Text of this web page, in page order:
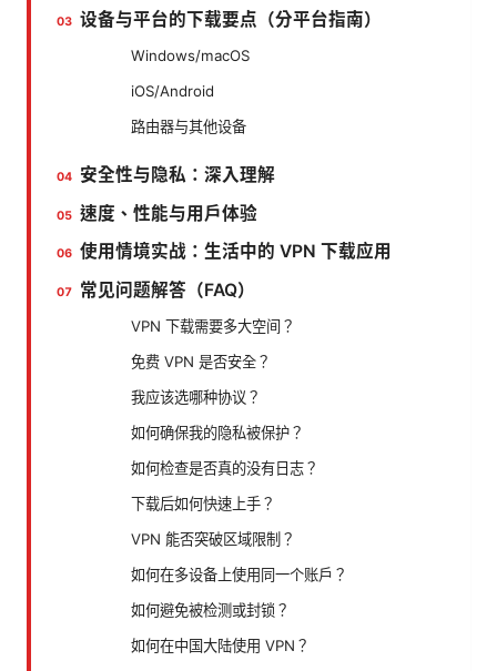
设备与平台的下载要点（分平台指南）
Windows/macOS
iOS/Android
路由器与其他设备
安全性与隐私：深入理解
速度、性能与用户体验
使用情境实战：生活中的 VPN 下载应用
常见问题解答（FAQ）
VPN 下载需要多大空间？
免费 VPN 是否安全？
我应该选哪种协议？
如何确保我的隐私被保护？
如何检查是否真的没有日志？
下载后如何快速上手？
VPN 能否突破区域限制？
如何在多设备上使用同一个账户？
如何避免被检测或封锁？
如何在中国大陆使用 VPN？